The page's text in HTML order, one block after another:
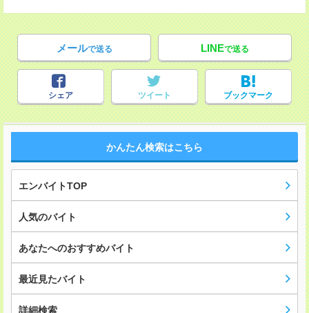
メールで送る LINEで送る
シェア ツイート ブックマーク
かんたん検索はこちら
エンバイトTOP
人気のバイト
あなたへのおすすめバイト
最近見たバイト
詳細検索